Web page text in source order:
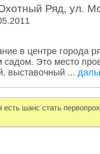
Ряд, ул.
в центре города
садом. Это место
выставочный ...
есть шанс стать